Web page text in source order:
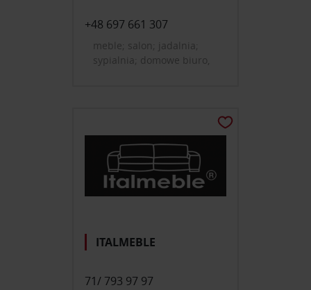
+48 697 661 307
meble; salon; jadalnia;
sypialnia; domowe biuro,
dywany; dom, ogród, mała
architektura
ITALMEBLE
71/ 793 97 97